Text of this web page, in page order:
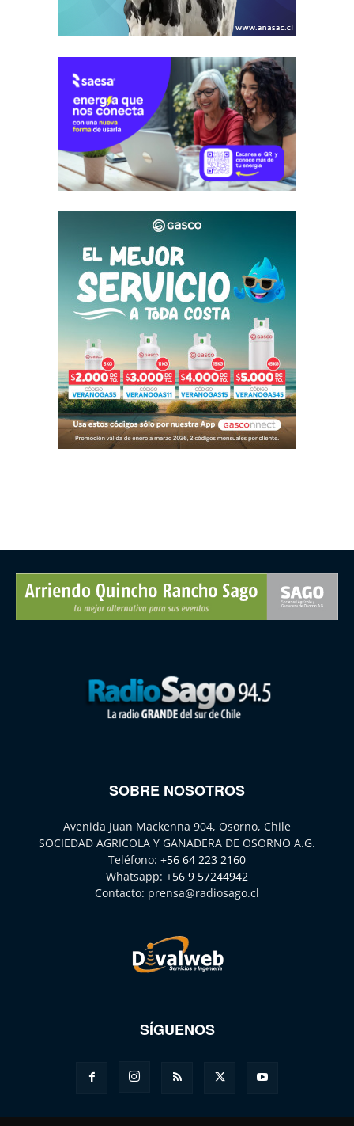
SOBRE NOSOTROS
Avenida Juan Mackenna 904, Osorno, Chile
SOCIEDAD AGRICOLA Y GANADERA DE OSORNO A.G.
Teléfono: +56 64 223 2160
Whatsapp: +56 9 57244942
Contacto: prensa@radiosago.cl
SÍGUENOS